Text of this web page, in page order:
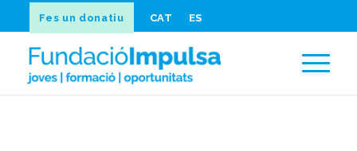
Fes un donatiu CAT ES